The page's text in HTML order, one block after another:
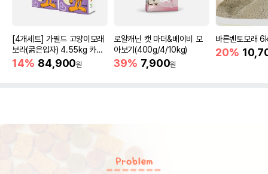
[4개세트] 가필드 고양이모래
보라(굵은입자) 4.55kg 카사
바모래
14% 84,900원
로얄캐닌 캣 마더&베이비 모
아보기(400g/4/10kg)
39% 7,900원
바른벤토모래
20%